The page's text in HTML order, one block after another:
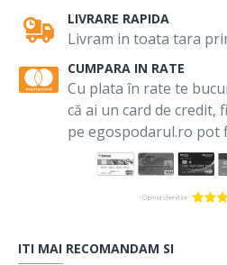
LIVRARE RAPIDA
Livram in toata tara
CUMPARA IN RATE
Cu plata în rate te
că ai un card de credit,
pe egospodarul.ro pot
ITI MAI RECOMANDAM SI